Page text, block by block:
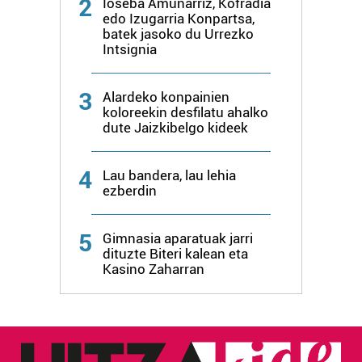
Lortu zure datu pertsonalak prozesatzeko moduari
buruzko informazio gehiago eta ezarri zure lehentasunak
datuen atalean. Edozein unetan alda edo ken dezakezu
zure baimena Cookieen adierazpenean.
Webgune honek cookie propioak eta hirugarrenen cookie-
fitxategiak erabiltzen ditu. Zure esperientzia eta
zerbitzuak hobetzeko asmoz, cookie teknologiaz
baliatzen gara. Ohar hau onartuz gero, teknologia hori
erabiltzeko baimen esplizitua ematen diguzu.
2
edo Izugarria Konpartsa,
batek jasoko du Urrezko
Intsignia
3
Alardeko konpainien
koloreekin desfilatu ahalko
dute Jaizkibelgo kideek
4
Lau bandera, lau lehia
ezberdin
5
Gimnasia aparatuak jarri
dituzte Biteri kalean eta
Kasino Zaharran